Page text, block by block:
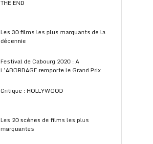
THE END
Les 30 films les plus marquants de la
décennie
Festival de Cabourg 2020 : A
L’ABORDAGE remporte le Grand Prix
Critique : HOLLYWOOD
Les 20 scènes de films les plus
marquantes